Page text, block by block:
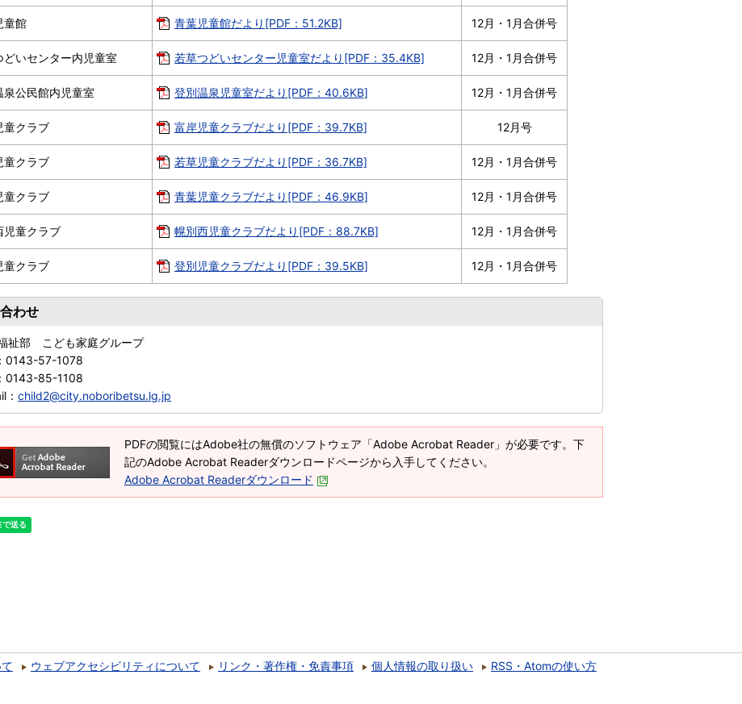
童館 青葉児童館だより[PDF：51.2KB] 12月・1月合併号
どいセンター内児童室 若草つどいセンター児童室だより[PDF：35.4KB] 12月・1月合併号
泉公民館内児童室 登別温泉児童室だより[PDF：40.6KB] 12月・1月合併号
童クラブ 富岸児童クラブだより[PDF：39.7KB] 12月号
童クラブ 若草児童クラブだより[PDF：36.7KB] 12月・1月合併号
童クラブ 青葉児童クラブだより[PDF：46.9KB] 12月・1月合併号
児童クラブ 幌別西児童クラブだより[PDF：88.7KB] 12月・1月合併号
童クラブ 登別児童クラブだより[PDF：39.5KB] 12月・1月合併号
わせ
祉部 こども家庭グループ
0143-57-1078
0143-85-1108
： child2@city.noboribetsu.lg.jp
PDFの閲覧にはAdobe社の無償のソフトウェア「Adobe Acrobat Reader」が必要です。下
記のAdobe Acrobat Readerダウンロードページから入手してください。
Adobe Acrobat Readerダウンロード
ウェブアクセシビリティについて リンク・著作権・免責事項 個人情報の取り扱い
RSS・Atomの使い方